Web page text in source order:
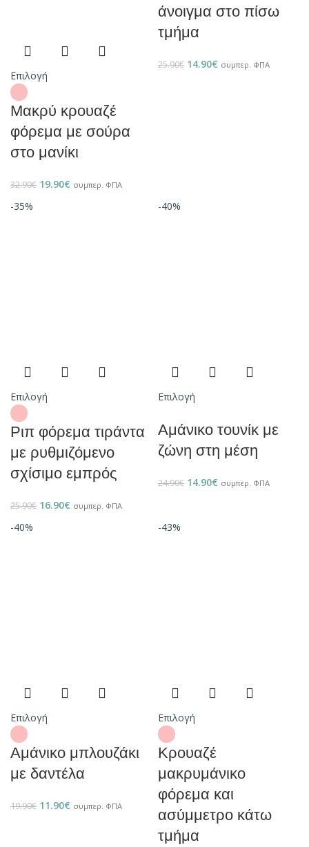
Επιλογή
Μακρύ κρουαζέ
φόρεμα με σούρα
στο μανίκι
32.90€ 19.90€ συμπερ. ΦΠΑ
άνοιγμα στο πίσω
τμήμα
25.90€ 14.90€ συμπερ. ΦΠΑ
-35%
Επιλογή
Ριπ φόρεμα τιράντα
με ρυθμιζόμενο
σχίσιμο εμπρός
25.90€ 16.90€ συμπερ. ΦΠΑ
-40%
Επιλογή
Αμάνικο τουνίκ με
ζώνη στη μέση
24.90€ 14.90€ συμπερ. ΦΠΑ
-40%
Επιλογή
Αμάνικο μπλουζάκι
με δαντέλα
19.90€ 11.90€ συμπερ. ΦΠΑ
-43%
Επιλογή
Κρουαζέ
μακρυμάνικο
φόρεμα και
ασύμμετρο κάτω
τμήμα